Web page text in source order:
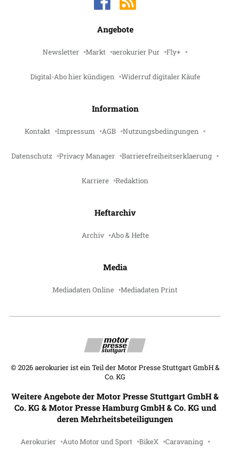
Angebote
Newsletter Markt aerokurier Pur Fly+
Digital-Abo hier kündigen Widerruf digitaler Käufe
Information
Kontakt Impressum AGB Nutzungsbedingungen
Datenschutz Privacy Manager Barrierefreiheitserklaerung
Karriere Redaktion
Heftarchiv
Archiv Abo & Hefte
Media
Mediadaten Online Mediadaten Print
© 2026 aerokurier ist ein Teil der Motor Presse Stuttgart GmbH &
Co. KG
Weitere Angebote der Motor Presse Stuttgart GmbH &
Co. KG & Motor Presse Hamburg GmbH & Co. KG und
deren Mehrheitsbeteiligungen
Aerokurier Auto Motor und Sport BikeX Caravaning